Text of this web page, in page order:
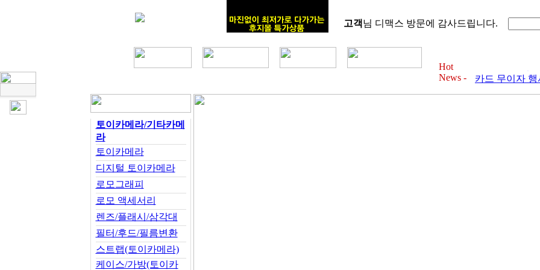
고객님 디맥스 방문에 감사드립니다.
Hot
News -
카드 무이자 행
2012년 3월 후
카드 무이자 행
토이카메라/기타카메
라
토이카메라
디지털 토이카메라
로모그래피
로모 액세서리
렌즈/플래시/삼각대
필터/후드/필름변환
스트랩(토이카메라)
케이스/가방(토이카